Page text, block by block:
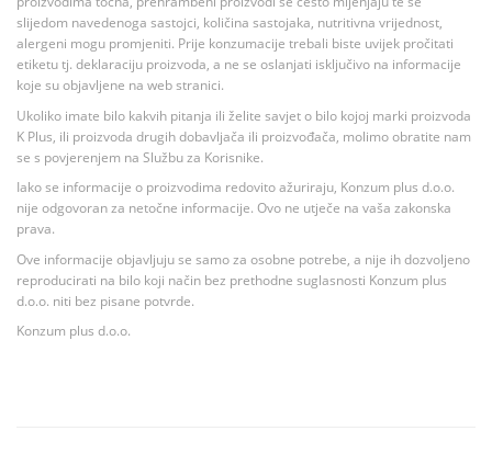
slijedom navedenoga sastojci, količina sastojaka, nutritivna vrijednost,
alergeni mogu promjeniti. Prije konzumacije trebali biste uvijek pročitati
etiketu tj. deklaraciju proizvoda, a ne se oslanjati isključivo na informacije
koje su objavljene na web stranici.
Ukoliko imate bilo kakvih pitanja ili želite savjet o bilo kojoj marki proizvoda
K Plus, ili proizvoda drugih dobavljača ili proizvođača, molimo obratite nam
se s povjerenjem na Službu za Korisnike.
Iako se informacije o proizvodima redovito ažuriraju, Konzum plus d.o.o.
nije odgovoran za netočne informacije. Ovo ne utječe na vaša zakonska
prava.
Ove informacije objavljuju se samo za osobne potrebe, a nije ih dozvoljeno
reproducirati na bilo koji način bez prethodne suglasnosti Konzum plus
d.o.o. niti bez pisane potvrde.
Konzum plus d.o.o.